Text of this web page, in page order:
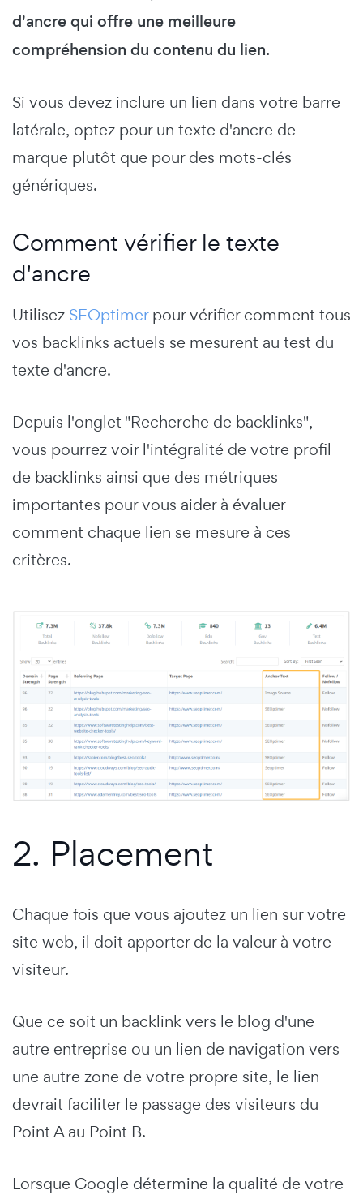
d'ancre qui offre une meilleure
compréhension du contenu du lien.
Si vous devez inclure un lien dans votre barre
latérale, optez pour un texte d'ancre de
marque plutôt que pour des mots-clés
génériques.
Comment vérifier le texte
d'ancre
Utilisez SEOptimerpour vérifier comment tous
vos backlinks actuels se mesurent au test du
texte d'ancre.
Depuis l'onglet "Recherche de backlinks",
vous pourrez voir l'intégralité de votre profil
de backlinks ainsi que des métriques
importantes pour vous aider à évaluer
comment chaque lien se mesure à ces
critères.
2. Placement
Chaque fois que vous ajoutez un lien sur votre
site web, il doit apporter de la valeur à votre
visiteur.
Que ce soit un backlink vers le blog d'une
autre entreprise ou un lien de navigation vers
une autre zone de votre propre site, le lien
devrait faciliter le passage des visiteurs du
Point A au Point B.
Lorsque Google détermine la qualité de votre